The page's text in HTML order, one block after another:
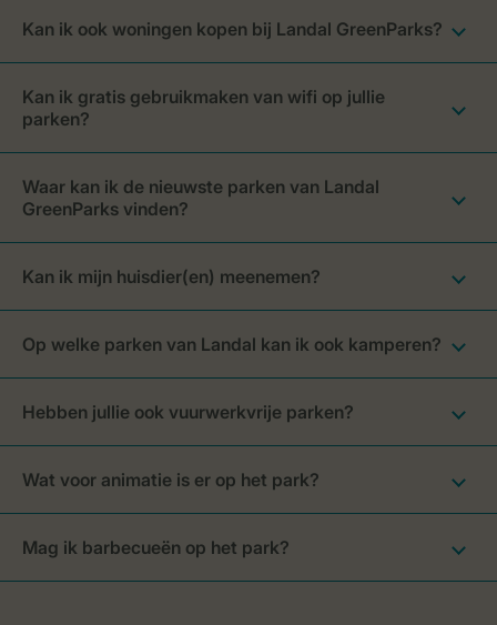
Kan ik ook woningen kopen bij Landal GreenParks?
Kan ik gratis gebruikmaken van wifi op jullie
parken?
Waar kan ik de nieuwste parken van Landal
GreenParks vinden?
Kan ik mijn huisdier(en) meenemen?
Op welke parken van Landal kan ik ook kamperen?
Hebben jullie ook vuurwerkvrije parken?
Wat voor animatie is er op het park?
Mag ik barbecueën op het park?